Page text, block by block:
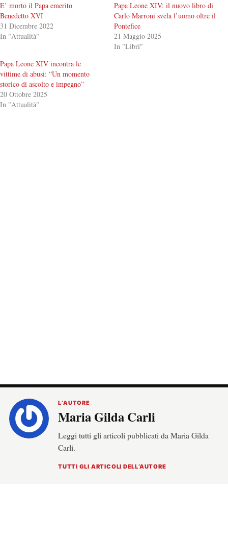
E’ morto il Papa emerito
Benedetto XVI
31 Dicembre 2022
In "Attualità"
Papa Leone XIV: il nuovo libro di
Carlo Marroni svela l’uomo oltre il
Pontefice
21 Maggio 2025
In "Libri"
Papa Leone XIV incontra le
vittime di abusi: “Un momento
storico di ascolto e impegno”
20 Ottobre 2025
In "Attualità"
L’AUTORE
Maria Gilda Carli
Leggi tutti gli articoli pubblicati da Maria Gilda
Carli.
TUTTI GLI ARTICOLI DELL’AUTORE